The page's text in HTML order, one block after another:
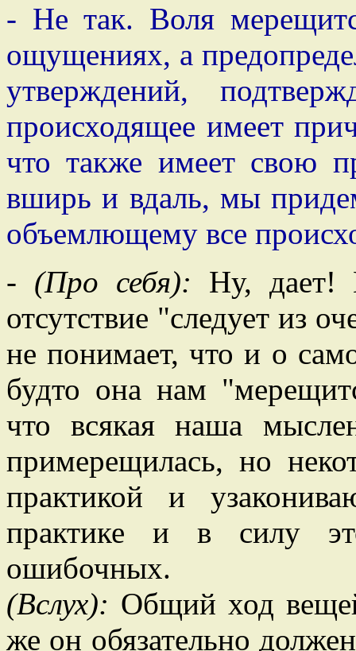
- Не так. Воля
ощущениях, а
утверждений,
происходящее имеет
что также имеет свою
вширь и вдаль, мы
объемлющему все
- (Про себя): Ну, дает!
отсутствие "следует из
не понимает, что и о
будто она нам
что всякая наша
примерещилась, но
практикой и
практике и в силу
ошибочных.
(Вслух): Общий ход
же он обязательно